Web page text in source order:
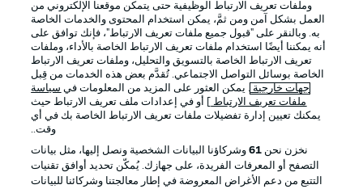
الإعلانات الإخطارات القانونية
شروط الاستخدام القنوات الناقلة
وملفات تعريف الارتباط الوظيفية حتى يتمكن موقعنا الإلكتروني من
العمل بشكل آمن ومن ثمَّ، يمكن استخدام المحتوى والخدمات الخاصة
به. وبالنقر على "قبول جميع ملفات تعريف الارتباط"، فإنك توافق على
أنه يمكننا أيضًا استخدام ملفات تعريف الارتباط الخاصة بالأداء، وملفات
تعريف الارتباط الخاصة بالتسويق والتحليل، وملفات تعريف الارتباط
الخاصة بوسائل التواصل الاجتماعي. تُقدَّم بعض هذه الخدمات من قِبل
جهات خارجية . يمكن العثور على المزيد من المعلومات في سياسة
ملفات تعريف الارتباط
] أو في إعدادات ملف تعريف الارتباط حيث
يمكنك تعيين إدارة تفضيلات ملفات تعريف الارتباط الخاصة بك في أي
وقت..
نخزن نحن 61وشركاؤنا البيانات الشخصية ونصل إليها، مثل بيانات
التصفح أو المعرفات الفريدة، على جهازك. يُمكّن تحديد أوافق تقنيات
التتبع من دعم الأغراض المعروضة في إطار معالجتنا وشركائنا للبيانات